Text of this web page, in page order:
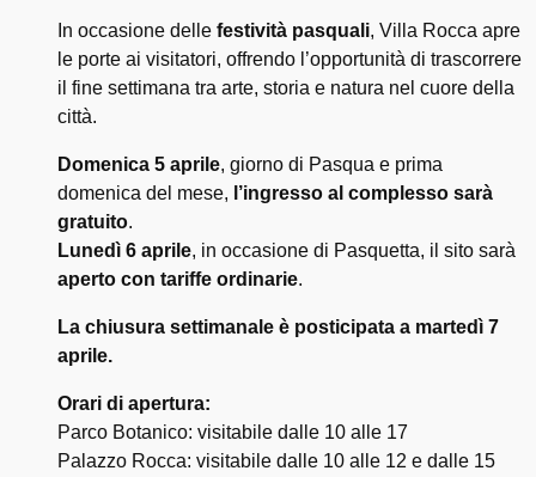
In occasione delle festività pasquali, Villa Rocca apre
le porte ai visitatori, offrendo l’opportunità di trascorrere
il fine settimana tra arte, storia e natura nel cuore della
città.
Domenica 5 aprile, giorno di Pasqua e prima
domenica del mese, l’ingresso al complesso sarà
gratuito.
Lunedì 6 aprile, in occasione di Pasquetta, il sito sarà
aperto con tariffe ordinarie.
La chiusura settimanale è posticipata a martedì 7
aprile.
Orari di apertura:
Parco Botanico: visitabile dalle 10 alle 17
Palazzo Rocca: visitabile dalle 10 alle 12 e dalle 15